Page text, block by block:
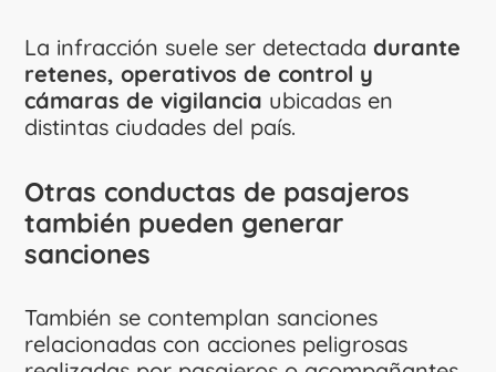
La infracción suele ser detectadadurante
retenes, operativos de control y
cámaras de vigilancia ubicadas en
distintas ciudades del país.
Otras conductas de pasajeros
también pueden generar
sanciones
También se contemplan sanciones
relacionadas con acciones peligrosas